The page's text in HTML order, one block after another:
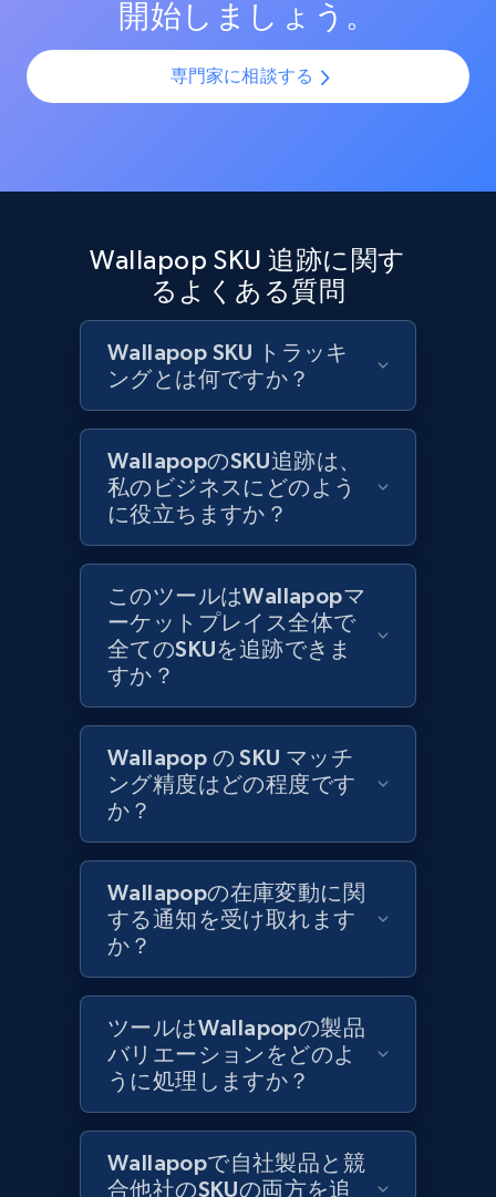
URL, Product id, Title, Product description,
URL, Product id, Title, Product description,
Rating, Reviews count, Initial price, Discount,
and more.
1.3K+ 176+ 今すぐ始める
Zara - Products
Category id, Product id, Product name, Price,
Currency, Colour code, Colour, Description, and
1.2K+ 208+ 今すぐ始める
Zara - Products - discovery by category url
Category id, Product id, Product name, Price,
Currency, Colour code, Colour, Description, and
more.
1.2K+ 208+ 今すぐ始める
Best Buy products
URL, Product id, Title, Images, Final price,
Currency, Discount, Initial price, and more.
1.1K+ 149+ 今すぐ始める
開始しましょう。
専門家に相談する
Wallapop SKU 追跡に関す
るよくある質問
Wallapop SKU トラッキ
ングとは何ですか？
WallapopのSKU追跡は、
私のビジネスにどのよう
に役立ちますか？
このツールはWallapopマ
ーケットプレイス全体で
全てのSKUを追跡できま
すか？
Wallapop の SKU マッチ
ング精度はどの程度です
か？
Wallapopの在庫変動に関
する通知を受け取れます
か？
ツールはWallapopの製品
バリエーションをどのよ
うに処理しますか？
Wallapopで自社製品と競
合他社のSKUの両方を追